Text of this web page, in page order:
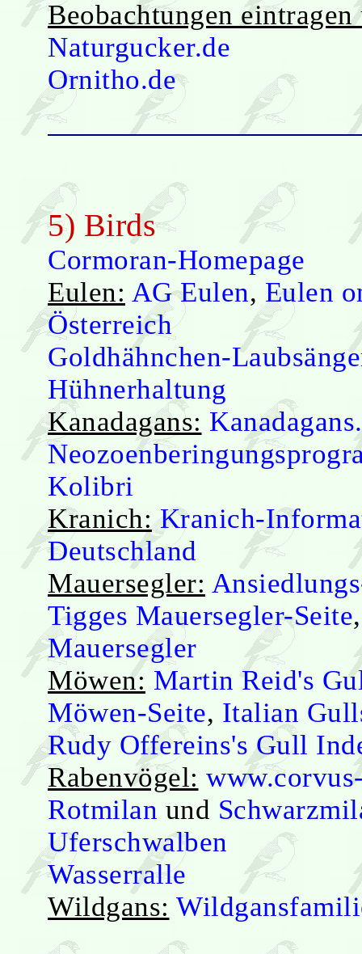
Beobachtungen
Naturgucker.de
Ornitho.de
5) Birds
Cormoran-Homepage
Eulen: AG Eulen, Eulen
Österreich
Goldhähnchen-
Hühnerhaltung
Kanadagans:
Kolibri
Kranich: Kranich-
Deutschland
Mauersegler:
Tigges Mauersegler-Seite
Mauersegler
Möwen: Martin Reid's
Möwen-Seite, Italian
Rudy Offereins's Gull
Rabenvögel:
Rotmilan und
Uferschwalben
Wasserralle
Wildgans: